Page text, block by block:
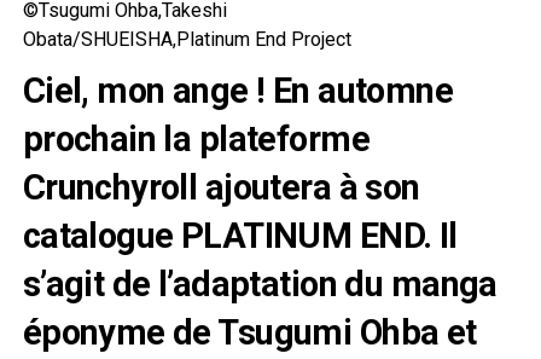
©Tsugumi Ohba,Takeshi
Obata/SHUEISHA,Platinum End Project
Ciel, mon ange ! En automne
prochain la plateforme
Crunchyroll ajoutera à son
catalogue PLATINUM END. Il
s’agit de l’adaptation du manga
éponyme de Tsugumi Ohba et